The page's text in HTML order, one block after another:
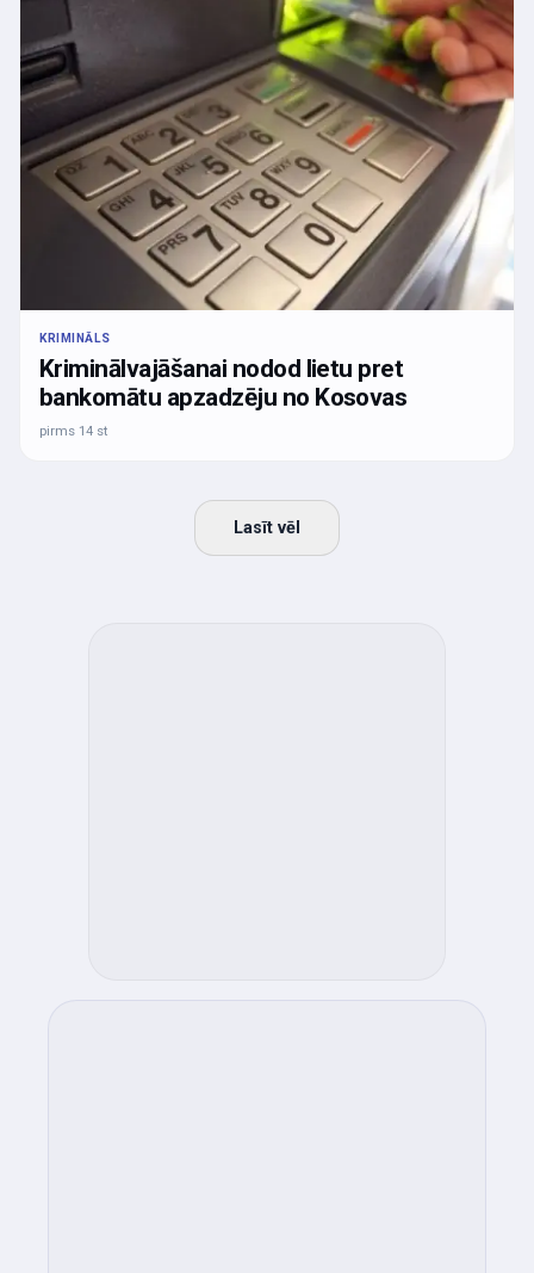
KRIMINĀLS
Kriminālvajāšanai nodod lietu pret
bankomātu apzadzēju no Kosovas
pirms 14 st
Lasīt vēl